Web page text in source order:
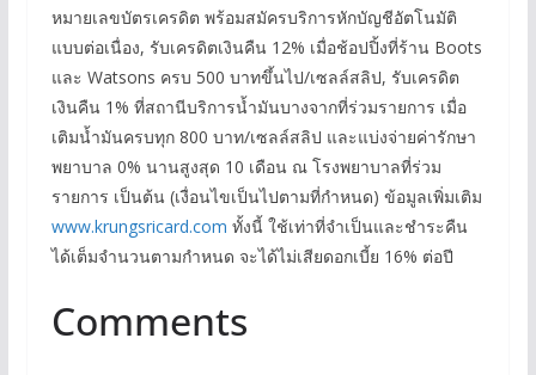
หมายเลขบัตรเครดิต พร้อมสมัครบริการหักบัญชีอัตโนมัติ
แบบต่อเนื่อง, รับเครดิตเงินคืน 12% เมื่อช้อปปิ้งที่ร้าน Boots
และ Watsons ครบ 500 บาทขึ้นไป/เซลล์สลิป, รับเครดิต
เงินคืน 1% ที่สถานีบริการน้ำมันบางจากที่ร่วมรายการ เมื่อ
เติมน้ำมันครบทุก 800 บาท/เซลล์สลิป และแบ่งจ่ายค่ารักษา
พยาบาล 0% นานสูงสุด 10 เดือน ณ โรงพยาบาลที่ร่วม
รายการ เป็นต้น (เงื่อนไขเป็นไปตามที่กำหนด) ข้อมูลเพิ่มเติม
www.krungsricard.com ทั้งนี้ ใช้เท่าที่จำเป็นและชำระคืน
ได้เต็มจำนวนตามกำหนด จะได้ไม่เสียดอกเบี้ย 16% ต่อปี
Comments